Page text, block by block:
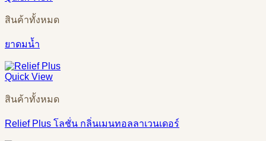
สินค้าทั้งหมด
ยาดมน้ำ
Quick View
สินค้าทั้งหมด
Relief Plus โลชั่น กลิ่นเมนทอลลาเวนเดอร์